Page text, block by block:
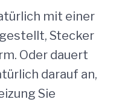
mit einer
Stecker
Oder dauert
darauf an,
Sie